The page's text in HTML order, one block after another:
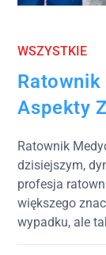
WSZYSTKIE
Aspekty
Ratownik
dzisiejszym,
profesja
większego
wypadku, ale